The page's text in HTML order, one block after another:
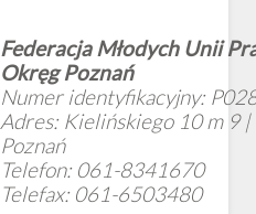
Federacja Młodych Unii
Okręg Poznań
Numer identyfikacyjny:
Adres: Kielińskiego 10 m 9
Poznań
Telefon: 061-8341670
Telefax: 061-6503480